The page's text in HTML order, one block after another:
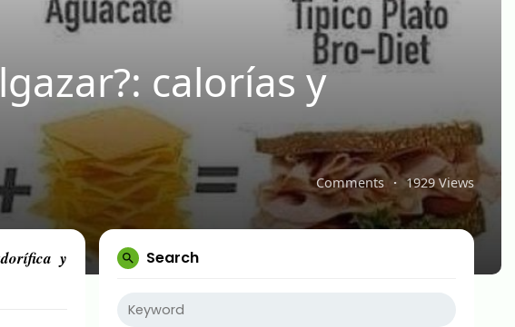
calorías y
Comments · 1929 Views
y
Search